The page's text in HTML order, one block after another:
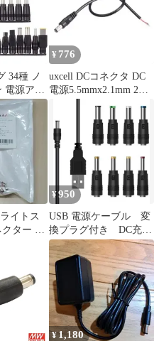
34種 ノ
電源アダ
プター
¥ 776
uxcell DCコネクタ DC
電源5.5mmx2.1mm 2A
イトス
クター L
¥950
USB 電源ケーブル 変
換プラグ付き DC充電
コード 5.5×2.1㎜★
¥1,180